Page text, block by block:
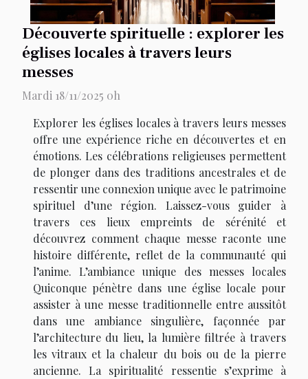
Découverte spirituelle : explorer les
églises locales à travers leurs
messes
Mardi 18/11/2025 0h
Explorer les églises locales à travers leurs messes
offre une expérience riche en découvertes et en
émotions. Les célébrations religieuses permettent
de plonger dans des traditions ancestrales et de
ressentir une connexion unique avec le patrimoine
spirituel d’une région. Laissez-vous guider à
travers ces lieux empreints de sérénité et
découvrez comment chaque messe raconte une
histoire différente, reflet de la communauté qui
l’anime. L’ambiance unique des messes locales
Quiconque pénètre dans une église locale pour
assister à une messe traditionnelle entre aussitôt
dans une ambiance singulière, façonnée par
l’architecture du lieu, la lumière filtrée à travers
les vitraux et la chaleur du bois ou de la pierre
ancienne. La spiritualité ressentie s’exprime à